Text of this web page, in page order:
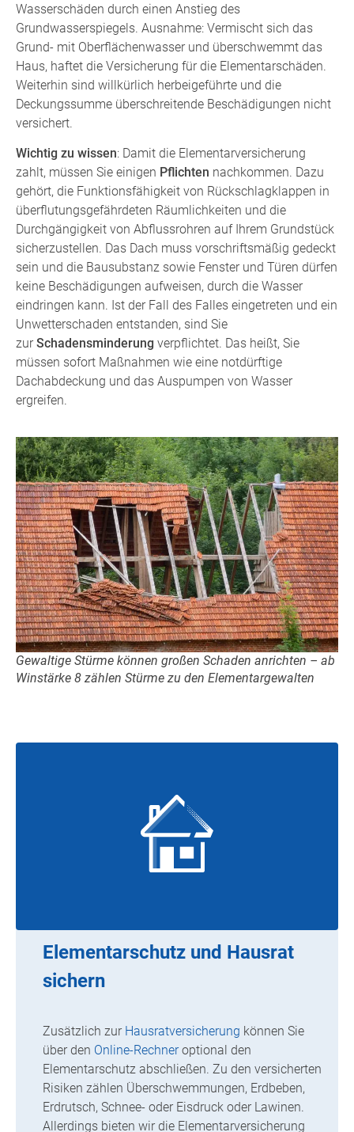
Wasserschäden durch einen Anstieg des
Grundwasserspiegels. Ausnahme: Vermischt sich das
Grund- mit Oberflächenwasser und überschwemmt das
Haus, haftet die Versicherung für die Elementarschäden.
Weiterhin sind willkürlich herbeigeführte und die
Deckungssumme überschreitende Beschädigungen nicht
versichert.
Wichtig zu wissen: Damit die Elementarversicherung
zahlt, müssen Sie einigen Pflichten nachkommen. Dazu
gehört, die Funktionsfähigkeit von Rückschlagklappen in
überflutungsgefährdeten Räumlichkeiten und die
Durchgängigkeit von Abflussrohren auf Ihrem Grundstück
sicherzustellen. Das Dach muss vorschriftsmäßig gedeckt
sein und die Bausubstanz sowie Fenster und Türen dürfen
keine Beschädigungen aufweisen, durch die Wasser
eindringen kann. Ist der Fall des Falles eingetreten und ein
Unwetterschaden entstanden, sind Sie
zurSchadensminderung verpflichtet. Das heißt, Sie
müssen sofort Maßnahmen wie eine notdürftige
Dachabdeckung und das Auspumpen von Wasser
ergreifen.
Gewaltige Stürme können großen Schaden anrichten – ab
Winstärke 8 zählen Stürme zu den Elementargewalten
Elementarschutz und Hausrat
sichern
Zusätzlich zur Hausratversicherung können Sie
über den Online-Rechneroptional den
Elementarschutz abschließen. Zu den versicherten
Risiken zählen Überschwemmungen, Erdbeben,
Erdrutsch, Schnee- oder Eisdruck oder Lawinen.
Allerdings bieten wir die Elementarversicherung